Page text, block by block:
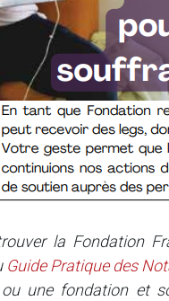
la Fondation
Guide Pratique des
une fondation et